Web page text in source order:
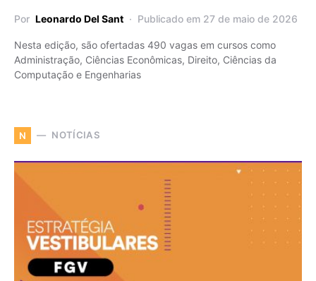
Por Leonardo Del Sant Publicado em 27 de maio de 2026
Nesta edição, são ofertadas 490 vagas em cursos como
Administração, Ciências Econômicas, Direito, Ciências da
Computação e Engenharias
N NOTÍCIAS